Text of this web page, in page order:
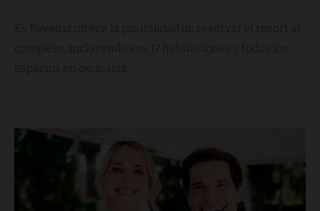
Es Revellar ofrece la posibilidad de reservar el resort al
completo, incluyendo sus 17 habitaciones y todos los
espacios en exclusiva.